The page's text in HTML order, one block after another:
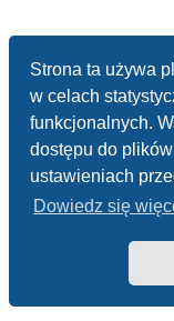
Strona ta używa
w celach
funkcjonalnych.
dostępu do
ustawieniach
Dowiedz się